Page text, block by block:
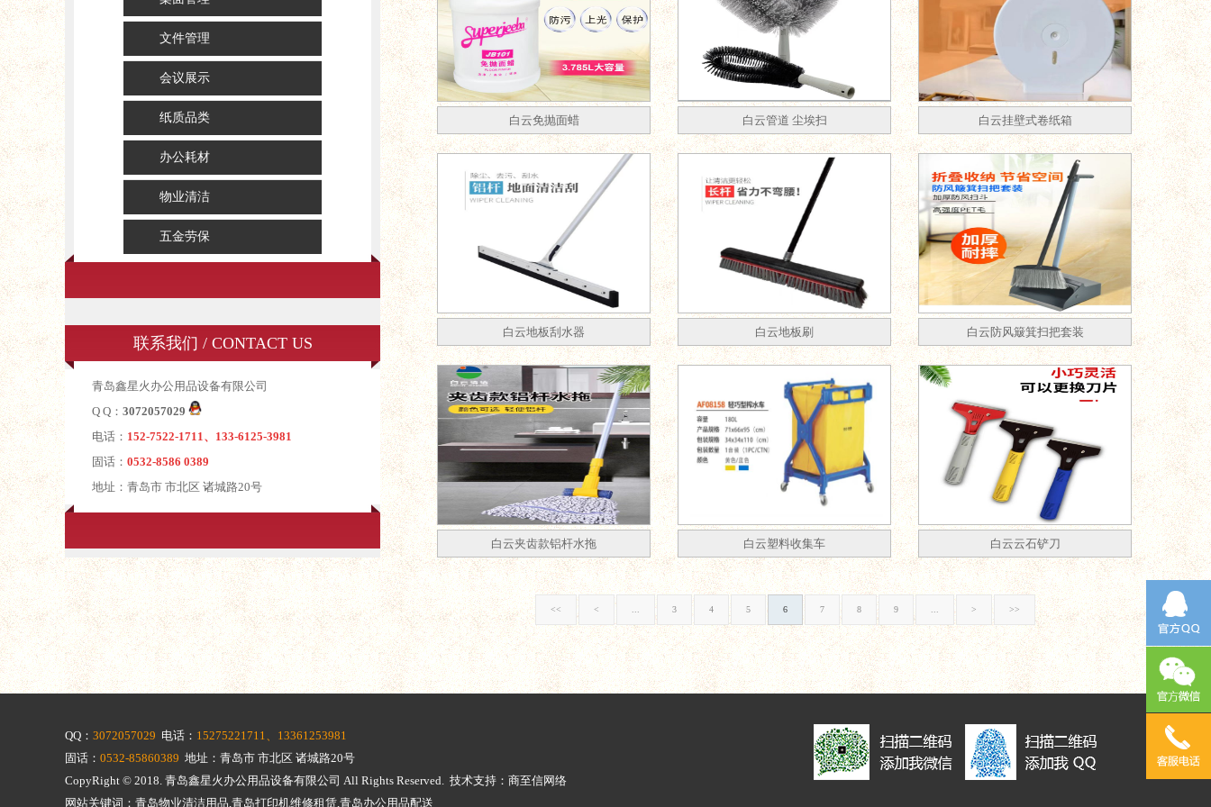
文件管理
会议展示
纸质品类
办公耗材
物业清洁
五金劳保
联系我们 / CONTACT US
青岛鑫星火办公用品设备有限公司
Q Q： 3072057029
电话： 152-7522-1711、133-6125-3981
固话： 0532-8586 0389
地址：青岛市 市北区 诸城路20号
白云免抛面蜡 白云管道 尘埃扫 白云挂壁式卷纸箱
白云地板刮水器 白云地板刷 白云防风簸箕扫把套装
白云夹齿款铝杆水拖 白云塑料收集车 白云云石铲刀
<< < 3 4 5 6 7 8 9 > >>
QQ： 3072057029 电话： 15275221711、13361253981
固话： 0532-85860389 地址：青岛市 市北区 诸城路20号
CopyRight © 2018. 青岛鑫星火办公用品设备有限公司 All Rights Reserved. 技术支持：商至信网络
网站关键词：青岛物业清洁用品,青岛打印机维修租赁,青岛办公用品配送